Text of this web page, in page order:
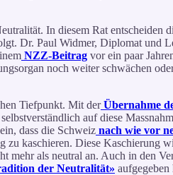
In diesem Rat entscheiden
Dr. Paul Widmer, Diplomat und
NZZ-Beitrag vor ein paar
noch weiter schwächen
Tiefpunkt. Mit der Übernahme
auf diese
dass die Schweiz nach wie vor
zu kaschieren. Diese Kaschierung
mehr als neutral an. Auch in den
der Neutralität» aufgegeben